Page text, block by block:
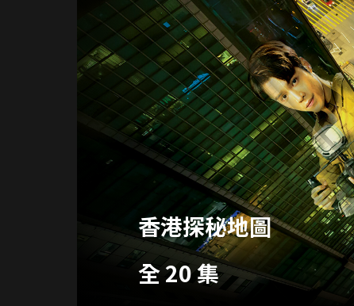
香港探秘地圖
全 20 集